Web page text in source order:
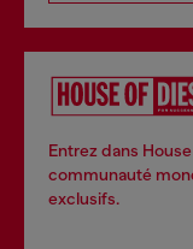
Entrez dans
communauté
exclusifs.